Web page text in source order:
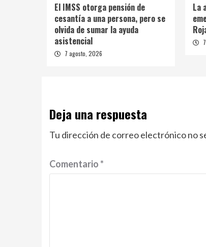
El IMSS otorga pensión de
cesantía a una persona, pero se
olvida de sumar la ayuda
asistencial
7 agosto, 2026
La
Deja una respuesta
Tu dirección de correo electrónico no
Comentario*